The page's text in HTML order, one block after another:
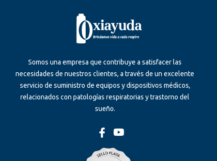
Somos una empresa que contribuye a satisfacer las
necesidades de nuestros clientes, a través de un excelente
servicio de suministro de equipos y dispositivos médicos,
relacionados con patologías respiratorias y trastorno del
sueño.